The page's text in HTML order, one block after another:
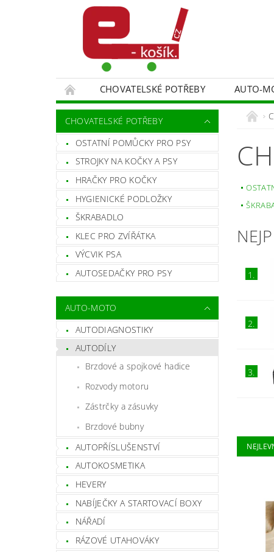
CHOVATELSKÉ POTŘEBY AUTO-
MALÍŘSKÉ NÁŘADÍ DOPLŇKY
SPORT A TURISTIKA
DĚTSKÉ ZBOŽÍ
CHOVATELSKÉ POTŘEBY
OSTATNÍ POMŮCKY PRO PSY
STROJKY NA KOČKY A PSY
HRAČKY PRO KOČKY
HYGIENICKÉ PODLOŽKY
ŠKRABADLO
KLEC PRO ZVÍŘÁTKA
VÝCVIK PSA
AUTOSEDAČKY PRO PSY
AUTO-MOTO
AUTODIAGNOSTIKY
AUTODÍLY
Brzdové a spojkové hadice
Rozvody motoru
Zástrčky a zásuvky
Brzdové bubny
AUTOPŘÍSLUŠENSTVÍ
AUTOKOSMETIKA
HEVERY
NABÍJEČKY A STARTOVACÍ BOXY
NÁŘADÍ
RÁZOVÉ UTAHOVÁKY
1.
2.
3.